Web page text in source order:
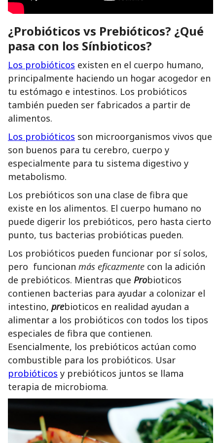
¿Probióticos vs Prebióticos? ¿Qué
pasa con los Sínbioticos?
Los probióticos existen en el cuerpo humano,
principalmente haciendo un hogar acogedor en
tu estómago e intestinos. Los probióticos
también pueden ser fabricados a partir de
alimentos.
Los probióticos son microorganismos vivos que
son buenos para tu cerebro, cuerpo y
especialmente para tu sistema digestivo y
metabolismo.
Los prebióticos son una clase de fibra que
existe en los alimentos. El cuerpo humano no
puede digerir los prebióticos, pero hasta cierto
punto, tus bacterias probióticas pueden.
Los probióticos pueden funcionar por sí solos,
pero funcionan más eficazmente con la adición
de prebióticos. Mientras que Probioticos
contienen bacterias para ayudar a colonizar el
intestino, prebioticos en realidad ayudan a
alimentar a los probióticos con todos los tipos
especiales de fibra que contienen.
Esencialmente, los prebióticos actúan como
combustible para los probióticos. Usar
probióticos y prebióticos juntos se llama
terapia de microbioma.